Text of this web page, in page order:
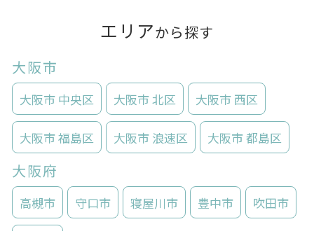
エリアから探す
大阪市
大阪市 中央区 大阪市 北区 大阪市 西区
大阪市 福島区 大阪市 浪速区 大阪市 都島区
大阪府
高槻市 守口市 寝屋川市 豊中市 吹田市